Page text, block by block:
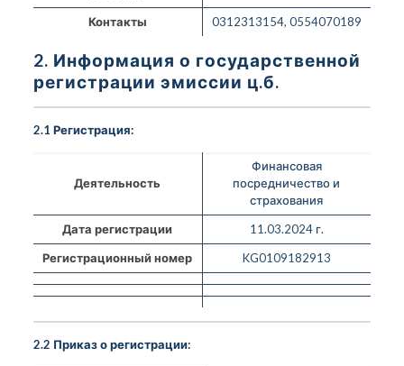
Контакты
0312313154, 0554070189
2. Информация о государственной
регистрации эмиссии ц.б.
2.1 Регистрация:
Деятельность
Финансовая
посредничество и
страхования
Дата регистрации
11.03.2024 г.
Регистрационный номер
KG0109182913
2.2 Приказ о регистрации: